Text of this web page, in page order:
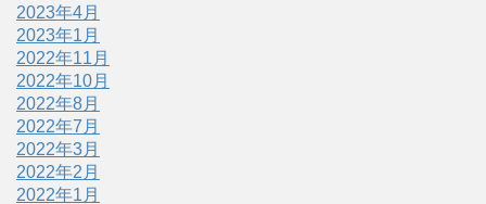
2023年4月
2023年1月
2022年11月
2022年10月
2022年8月
2022年7月
2022年3月
2022年2月
2022年1月